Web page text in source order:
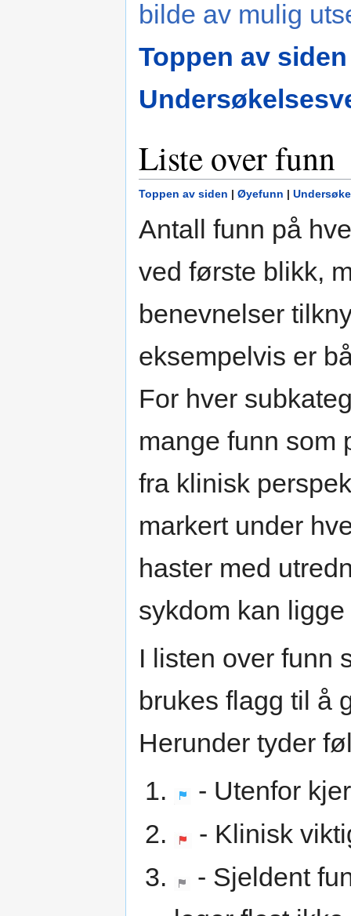
bilde av mulig
Toppen av siden
Liste over funn
Toppen av siden | Øyefunn |
Antall funn på
ved første blikk,
benevnelser
eksempelvis er
For hver
mange funn som
fra klinisk
markert under
haster med
sykdom kan
I listen over funn
brukes flagg til å
Herunder tyder
- Utenfor
- Klinisk
- Sjeldent